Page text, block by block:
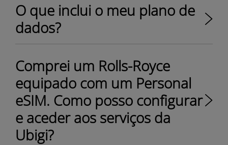
O que inclui o meu plano de
dados?
Comprei um Rolls-Royce
equipado com um Personal
eSIM. Como posso configurar
e aceder aos serviços da
Ubigi?